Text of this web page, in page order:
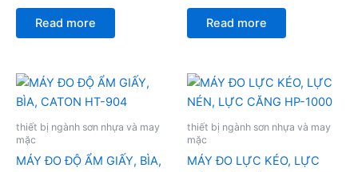
Rated
of
Read more
Rated
of
Read more
thiết bị ngành sơn nhựa và may
mặc
MÁY ĐO ĐỘ ẨM GIẤY, BÌA,
thiết bị ngành sơn nhựa và may
mặc
MÁY ĐO LỰC KÉO, LỰC